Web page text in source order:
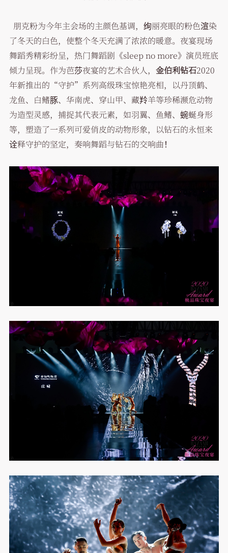
朋克粉为今年主会场的主颜色基调，绚丽亮眼的粉色渲染
了冬天的白色，使整个冬天充满了浓浓的暖意。夜宴现场
舞蹈秀精彩纷呈，热门舞蹈剧《sleep no more》演员班底
倾力呈现。作为芭莎夜宴的艺术合伙人， 金伯利钻石2020
年新推出的“守护”系列高级珠宝惊艳亮相，以丹顶鹤、
龙鱼、白鳍豚、华南虎、穿山甲、藏羚羊等珍稀濒危动物
为造型灵感，捕捉其代表元素，如羽翼、鱼鳍、蜿蜒身形
等，塑造了一系列可爱俏皮的动物形象，以钻石的永恒来
诠释守护的坚定，奏响舞蹈与钻石的交响曲！